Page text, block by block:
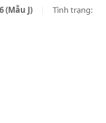
(Mẫu J)
Tình trạng: